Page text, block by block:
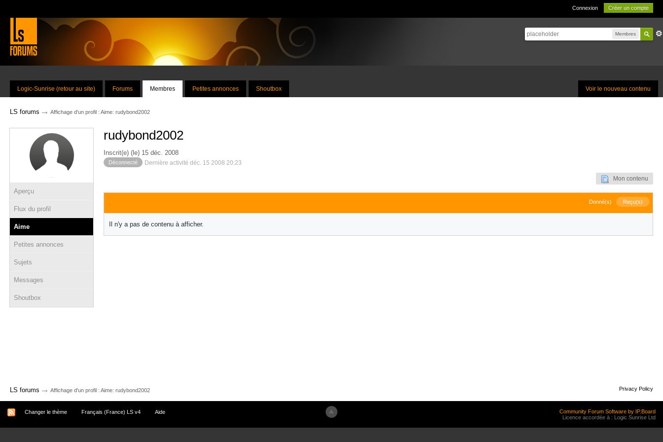
Connexion Créer un compte
Membres
Voir le nouveau contenu
Logic-Sunrise (retour au site) Forums Membres Petites annonces Shoutbox
LS forums → Affichage d'un profil : Aime: rudybond2002
Aperçu
Flux du profil
Aime
Petites annonces
Sujets
Messages
Shoutbox
rudybond2002
Inscrit(e) (le) 15 déc. 2008
Déconnecté Dernière activité déc. 15 2008 20:23
Mon contenu
Donné(s) Reçu(s)
Il n'y a pas de contenu à afficher.
LS forums → Affichage d'un profil : Aime: rudybond2002 Privacy Policy
Changer le thème Français (France) LS v4 Aide
Community Forum Software by IP.Board
Licence accordée à : Logic Sunrise Ltd